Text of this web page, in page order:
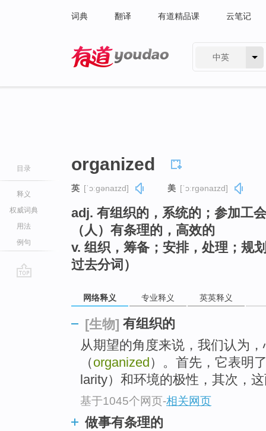
词典 翻译 有道精品课 云笔记
中英
目录
释义
权威词典
用法
例句
organized
英 [ˈɔːɡənaɪzd] 美 [ˈɔːrɡənaɪzd]
adj. 有组织的，系统的；参加工
（人）有条理的，高效的
v. 组织，筹备；安排，处理；规
过去分词）
网络释义 专业释义 英英释义
[生物] 有组织的
从期望的角度来说，我们认为
（organized ）。首先，它表明
larity）和环境的极性，其次，
基于1045个网页-相关网页
做事有条理的